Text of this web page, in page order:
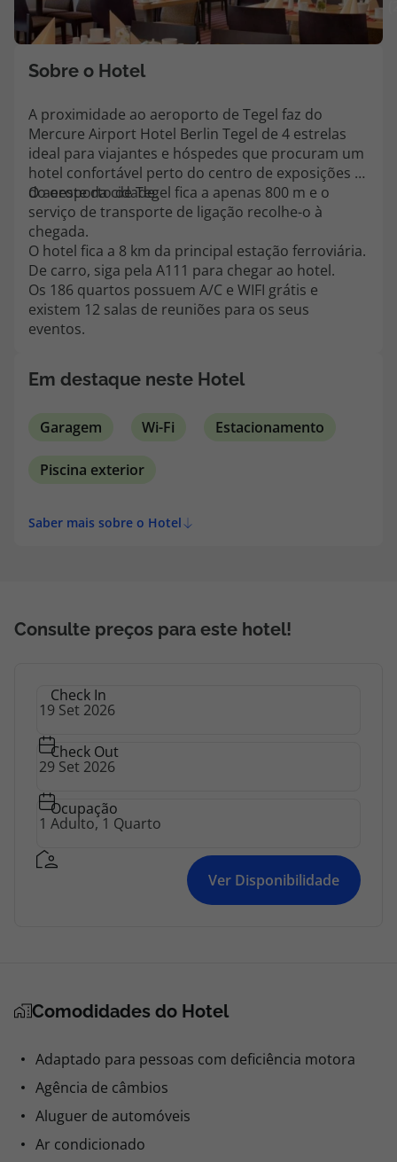
Apoio ao cliente em Portugal
218 925 471
218 925 471
Custo de uma chamada para a rede fixa nacional.
A sua agência de viagens Top Atlântico tem a preocupação de estar
sempre mais perto de si, para maior comodidade e total facilidade
na marcação das suas viagens, tem ainda ao seu dispor o nosso call
center a funcionar todos os dias úteis das 10:00 às 20:00 e Sábado
das 10:00 às 14:00.
topatlantico@topatlantico.com
Sobre o Hotel
A proximidade ao aeroporto de Tegel faz do
Mercure Airport Hotel Berlin Tegel de 4 estrelas
ideal para viajantes e hóspedes que procuram um
hotel confortável perto do centro de exposições e
do oeste da cidade.
O aeroporto de Tegel fica a apenas 800 m e o
serviço de transporte de ligação recolhe-o à
chegada.
O hotel fica a 8 km da principal estação ferroviária.
De carro, siga pela A111 para chegar ao hotel.
Os 186 quartos possuem A/C e WIFI grátis e
existem 12 salas de reuniões para os seus
eventos.
Em destaque neste Hotel
Garagem Wi-Fi Estacionamento
Piscina exterior
Saber mais sobre o Hotel
Consulte preços para este hotel!
Check In
Check Out
Ocupação
Ver Disponibilidade
Comodidades do Hotel
Adaptado para pessoas com deficiência motora
Agência de câmbios
Aluguer de automóveis
Ar condicionado